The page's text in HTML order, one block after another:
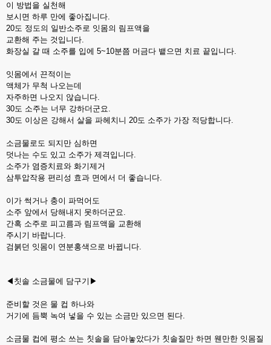
이 방법을 실천해
보시면 하루 만에 좋아집니다.
20도 정도의 일반소주로 잇몸의 림프액을
교환해 주는 것입니다.
화장실 갈 때 소주를 입에 5~10분쯤 머금다 뱉으면 치료 끝입니다.
잇몸에서 끈적이는
액체가 무척 나오는데
자주하면 나오지 않습니다.
30도 소주는 너무 강하더군요.
30도 이상은 강해서 살을 파헤치니 20도 소주가 가장 적당합니다.
소금물로도 되지만 심하면
덧나는 수도 있고 소주가 제격입니다.
소주가 염증치료와 화기제거
삼투압작용 편리성 효과 면에서 더 좋습니다.
이가 썩거나 충이 파먹어도
소주 앞에서 당해내지 못하더군요.
간혹 소주로 피고름과 림프액을 교환해
주시기 바랍니다.
검붉던 잇몸이 연분홍색으로 바뀝니다.
◀칫솔 소금물에 담구기▶
준비할 것은 물 컵 하나와
거기에 듬뿍 녹여 넣을 수 있는 소금만 있으면 된다.
소금물 컵에 평소 쓰는 칫솔을 담아놓았다가 칫솔질만 하면 웬만한 잇몸질